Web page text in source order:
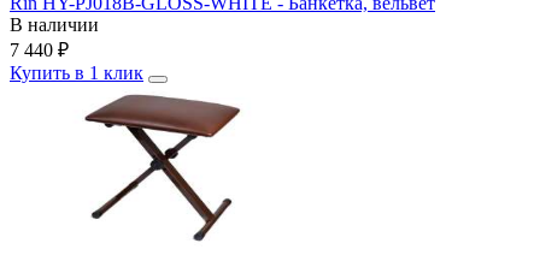
В наличии
7 440 ₽
Купить в 1 клик